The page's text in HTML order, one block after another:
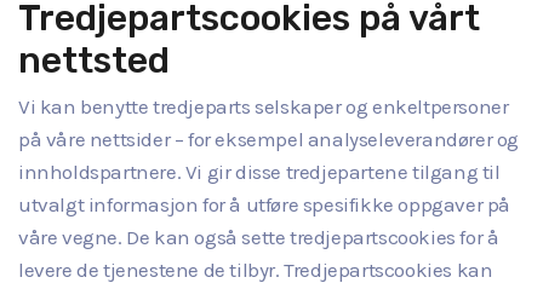
Tredjepartscookies på vårt
nettsted
Vi kan benytte tredjeparts selskaper og enkeltpersoner
på våre nettsider – for eksempel analyseleverandører og
innholdspartnere. Vi gir disse tredjepartene tilgang til
utvalgt informasjon for å utføre spesifikke oppgaver på
våre vegne. De kan også sette tredjepartscookies for å
levere de tjenestene de tilbyr. Tredjepartscookies kan